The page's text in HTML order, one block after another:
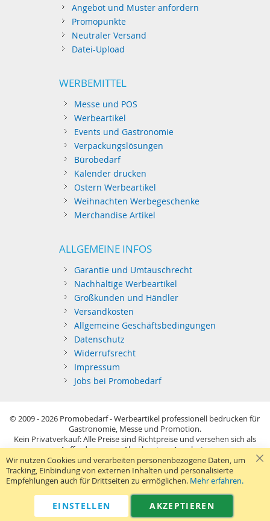
Angebot und Muster anfordern
Promopunkte
Neutraler Versand
Datei-Upload
WERBEMITTEL
Messe und POS
Werbeartikel
Events und Gastronomie
Verpackungslösungen
Bürobedarf
Kalender drucken
Ostern Werbeartikel
Weihnachten Werbegeschenke
Merchandise Artikel
ALLGEMEINE INFOS
Garantie und Umtauschrecht
Nachhaltige Werbeartikel
Großkunden und Händler
Versandkosten
Allgemeine Geschäftsbedingungen
Datenschutz
Widerrufsrecht
Impressum
Jobs bei Promobedarf
© 2009 - 2026 Promobedarf - Werbeartikel professionell bedrucken für
Gastronomie, Messe und Promotion.
Kein Privatverkauf: Alle Preise sind Richtpreise und versehen sich als
Aufforderung zur Abgabe eines Angebots.
Sie richten sich nur an gewerblichen Bedarf (§14 BGB) im Sinne der
Preisangabenverordnung und verstehen sich netto zzgl. MwSt. USB-
Sticks: Tagespreise ggf. zzgl. Druckkosten und GEMA.
Telefon:040 38 63 12 40 Kontaktformular
Wir nutzen Cookies und verarbeiten personenbezogene Daten, um
Tracking, Einbindung von externen Inhalten und personalisierte
Empfehlungen auch für Drittseiten zu ermöglichen. Mehr erfahren.
AKZEPTIEREN
EINSTELLEN